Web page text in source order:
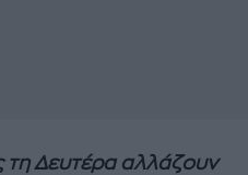
Δευτέρα αλλάζουν